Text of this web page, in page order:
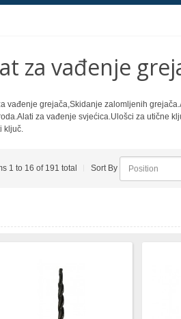
za vađenje
vađenje grejača,Skidanje zalomljenih
za vađenje svjećica.Ulošci za utične
ključ.
1 to 16 of 191 total Sort By